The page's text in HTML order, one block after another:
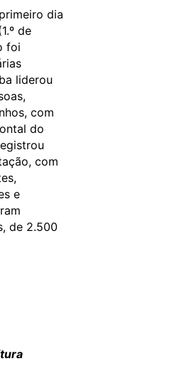
dia
de
foi
liderou
com
do
com
e
de 2.500